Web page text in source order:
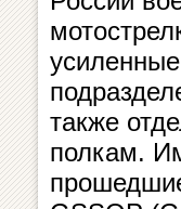
также
полкам.